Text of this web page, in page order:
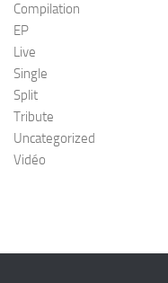
Compilation
EP
Live
Single
Split
Tribute
Uncategorized
Vidéo